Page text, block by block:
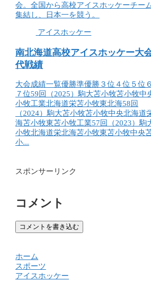
会。全国から高校アイスホッケーチー
集結し、日本一を競う。
アイスホッケー
南北海道高校アイスホッケー大
代戦績
大会成績一覧優勝準優勝３位４位５位
７位59回（2025）駒大苫小牧苫小牧中
小牧工業北海道栄苫小牧東北海58回
（2024）駒大苫小牧苫小牧中央北海道
海苫小牧東苫小牧工業57回（2023）駒
小牧北海道栄北海苫小牧東苫小牧中央
小...
スポンサーリンク
コメント
コメントを書き込む
ホーム
スポーツ
アイスホッケー